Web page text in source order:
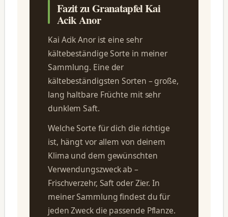
Fazit zu Granatapfel Kai
Acik Anor
Kai Acik Anor ist eine sehr
kältebeständige Sorte in meiner
Sammlung. Eine der
kältebeständigsten Sorten – große,
lang haltbare Früchte mit sehr
dunklem Saft.
Welche Sorte für dich die richtige
ist, hängt vor allem von deinem
Klima und dem gewünschten
Verwendungszweck ab –
Frischverzehr, Saft oder Zier. In
meiner Sammlung findest du für
jeden Zweck die passende Pflanze.